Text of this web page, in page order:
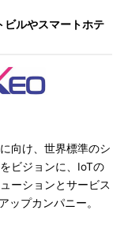
ビルやスマートホテ
向け、世界標準のシ
ビジョンに、IoTの
ーションとサービス
ップカンパニー。